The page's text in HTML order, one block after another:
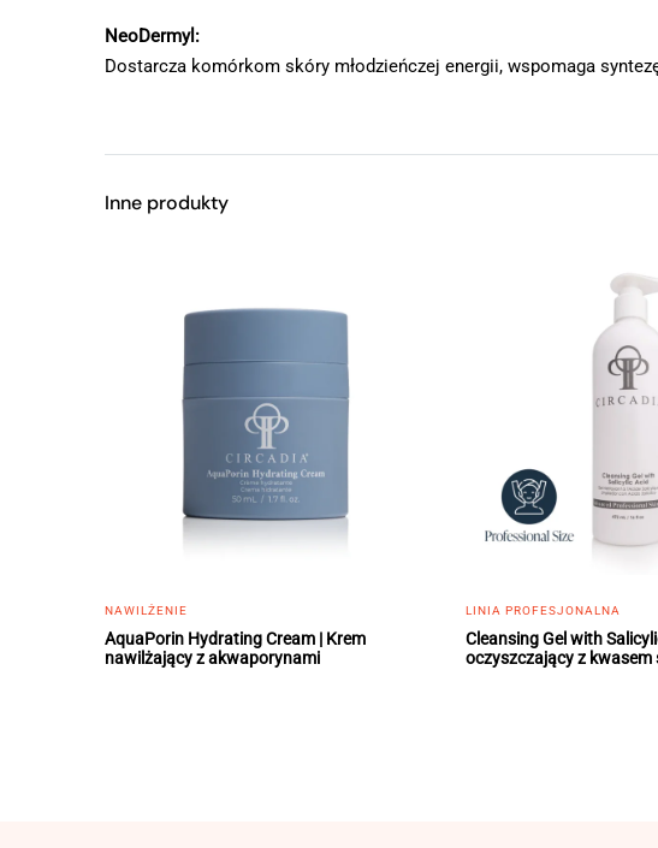
NeoDermyl:
Dostarcza komórkom skóry młodzieńczej energii, wspomaga
Inne produkty
NAWILŻENIE
AquaPorin Hydrating Cream | Krem
nawilżający z akwaporynami
LINIA PROFESJONALNA
Cleansing Gel with
oczyszczający z kwasem